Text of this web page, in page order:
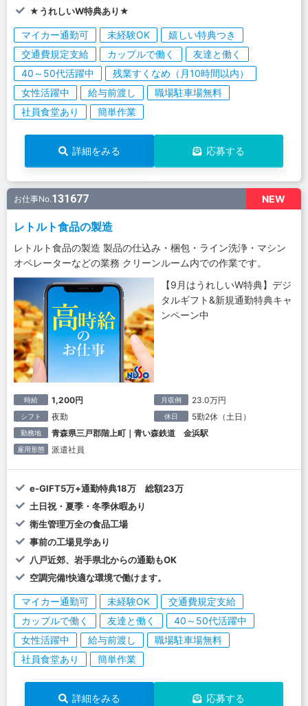
★うれしいW特典あり★
マイカー通勤可 未経験OK
嬉しい特典つき
交通費規定支給
カップルで働く
友達と働く
40～50代活躍中
残業すくなめ（月10時間以内）
女性活躍中
給与前渡し
職場駐車場無料
社員食堂あり
簡単作業
詳細をみる 応募する
NEW
お仕事No.131677
レトルト食品の製造
レトルト食品の製造 製品の仕込み・梱包・ライン洗浄・マシン
オペレーターなどの業務 クリーンルーム内での作業です。
【9月はうれしいW特典】デジ
タルギフト&新規通勤特典キャ
ンペーン中
時給 1,200円 月収例 23.0万円
シフト 夜勤 休日 5勤2休（土日）
勤務地 青森県三戸郡階上町｜青い森鉄道 金浜駅
雇用形態 派遣社員
e-GIFT5万+通勤特典18万 総額23万
土日祝・夏季・冬季休暇あり
衛生管理万全の食品工場
事前の工場見学あり
八戸近郊、岩手県北からの通勤もOK
空調完備!快適な環境で働けます。
マイカー通勤可 未経験OK
交通費規定支給
カップルで働く
友達と働く
40～50代活躍中
女性活躍中
給与前渡し
職場駐車場無料
社員食堂あり
簡単作業
詳細をみる 応募する